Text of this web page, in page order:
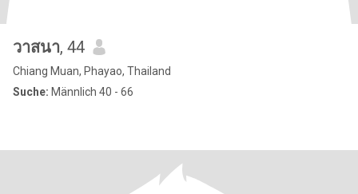
วาสนา, 44
Chiang Muan, Phayao, Thailand
Suche: Männlich 40 - 66